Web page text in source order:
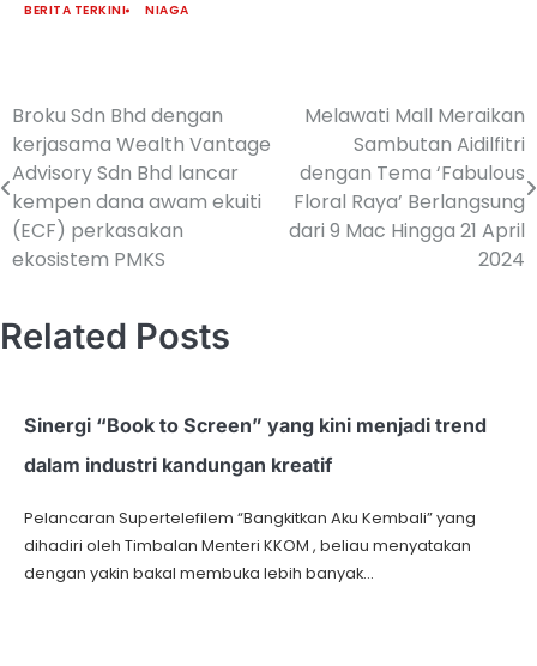
BERITA TERKINI NIAGA
Broku Sdn Bhd dengan
kerjasama Wealth Vantage
Advisory Sdn Bhd lancar
kempen dana awam ekuiti
(ECF) perkasakan
ekosistem PMKS
Melawati Mall Meraikan
Sambutan Aidilfitri
dengan Tema ‘Fabulous
Floral Raya’ Berlangsung
dari 9 Mac Hingga 21 April
2024
Related Posts
Sinergi “Book to Screen” yang kini menjadi trend
dalam industri kandungan kreatif
Pelancaran Supertelefilem “Bangkitkan Aku Kembali” yang
dihadiri oleh Timbalan Menteri KKOM , beliau menyatakan
dengan yakin bakal membuka lebih banyak…